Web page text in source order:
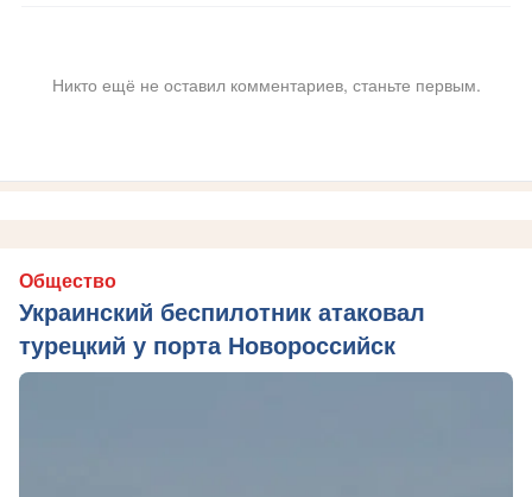
Никто ещё не оставил комментариев, станьте первым.
Общество
Украинский беспилотник атаковал
турецкий у порта Новороссийск